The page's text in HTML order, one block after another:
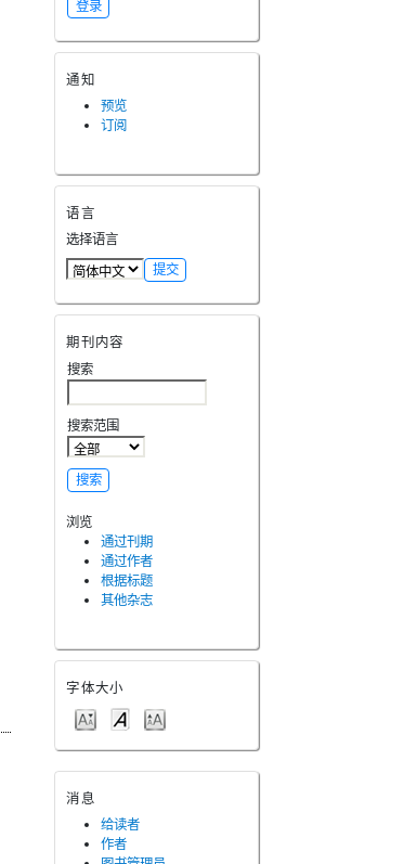
通知
预览
订阅
语言
选择语言
期刊内容
搜索
搜索范围
浏览
通过刊期
通过作者
根据标题
其他杂志
字体大小
消息
给读者
作者